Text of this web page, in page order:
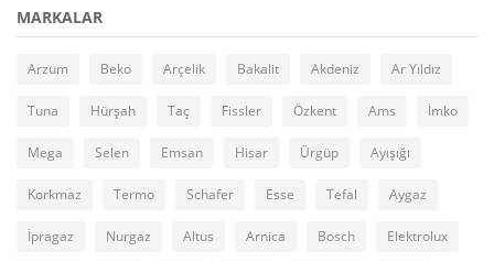
MARKALAR
Arzum Beko Arçelik Bakalit Akdeniz Ar Yıldız
Tuna Hürşah Taç Fissler Özkent Ams İmko
Mega Selen Emsan Hisar Ürgüp Ayışığı
Korkmaz Termo Schafer Esse Tefal Aygaz
İpragaz Nurgaz Altus Arnica Bosch Elektrolux